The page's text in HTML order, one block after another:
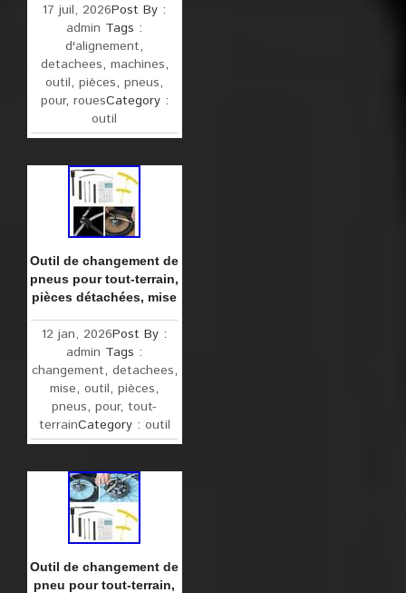
17 juil, 2026Post By :
admin Tags :
d'alignement,
detachees, machines,
outil,pièces,pneus,
pour, rouesCategory :
outil
Outil de changement de
pneus pour tout-terrain,
pièces détachées, mise
12 jan, 2026Post By :
admin Tags :
changement, detachees,
mise,outil,pièces,
pneus,pour,tout-
terrainCategory : outil
Outil de changement de
pneu pour tout-terrain,